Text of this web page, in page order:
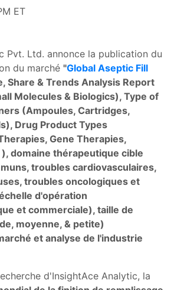
ET
Pvt. Ltd. annonce la publication du
du marché "Global Aseptic Fill
Share & Trends Analysis Report
Molecules & Biologics), Type of
(Ampoules, Cartridges,
Drug Product Types
Gene Therapies,
domaine thérapeutique cible
troubles cardiovasculaires,
troubles oncologiques et
d'opération
et commerciale), taille de
moyenne, & petite)
et analyse de l'industrie
d'InsightAce Analytic, la